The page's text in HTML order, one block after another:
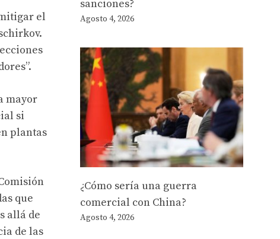
el
mayor
si
plantas
que
allá de
de las
sanciones?
Agosto 4, 2026
¿Cómo sería una guerra
comercial con China?
Agosto 4, 2026